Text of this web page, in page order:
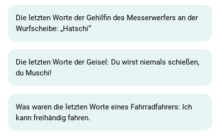
Die letzten Worte der Gehilfin des Messerwerfers an der
Wurfscheibe: „Hatschi“
Die letzten Worte der Geisel: Du wirst niemals schießen,
du Muschi!
Was waren die letzten Worte eines Fahrradfahrers: Ich
kann freihändig fahren.